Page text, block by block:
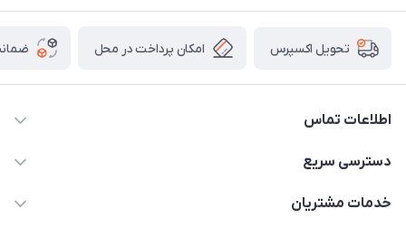
تحویل اکسپرس امکان پرداخت در محل
اطلاعات تماس
03538252575
دسترسی سریع
حساب کاربری
خدمات مشتریان